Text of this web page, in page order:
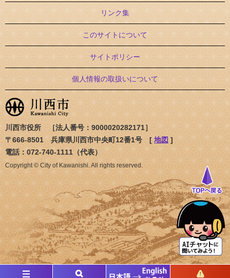
リンク集
このサイトについて
サイトポリシー
個人情報の取扱いについて
川西市役所 ［法人番号：9000020282171］
〒666-8501 兵庫県川西市中央町12番1号 [ 地図 ]
電話：072-740-1111（代表）
Copyright © City of Kawanishi. All rights reserved.